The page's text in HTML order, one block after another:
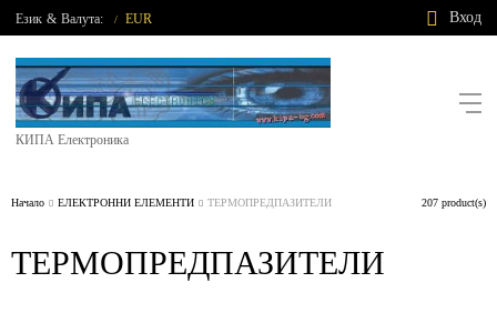
Език & Валута: / EUR Вход
КИПА Електроника
Начало ЕЛЕКТРОННИ ЕЛЕМЕНТИ ТЕРМОПРЕДПАЗИТЕЛИ 207 product(s)
ТЕРМОПРЕДПАЗИТЕЛИ